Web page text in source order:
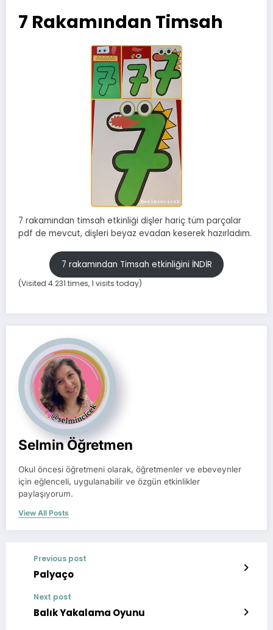
7 Rakamından Timsah
7 rakamından timsah etkinliği dişler hariç tüm parçalar
pdf de mevcut, dişleri beyaz evadan keserek hazırladım.
7 rakamından Timsah etkinliğini İNDİR
(Visited 4.231 times, 1 visits today)
Selmin Öğretmen
Okul öncesi öğretmeni olarak, öğretmenler ve ebeveynler
için eğlenceli, uygulanabilir ve özgün etkinlikler
paylaşıyorum.
View All Posts
Previous post
Palyaço
Next post
Balık Yakalama Oyunu